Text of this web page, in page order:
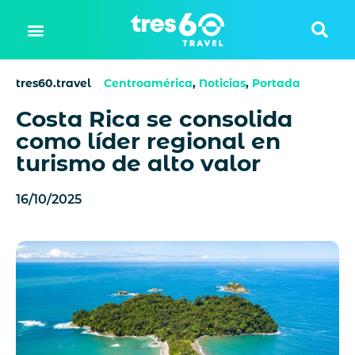
tres60.travel Centroamérica, Noticias, Portada
Costa Rica se consolida
como líder regional en
turismo de alto valor
16/10/2025